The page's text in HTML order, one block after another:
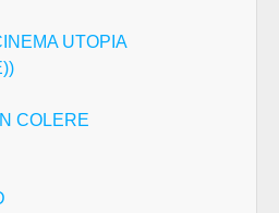
UTOPIA
COLERE